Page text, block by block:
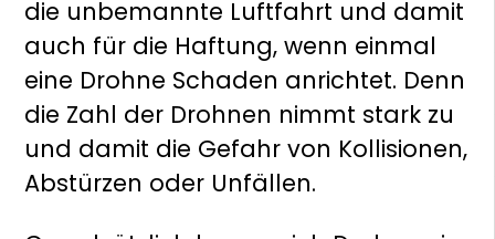
die unbemannte Luftfahrt und damit
auch für die Haftung, wenn einmal
eine Drohne Schaden anrichtet. Denn
die Zahl der Drohnen nimmt stark zu
und damit die Gefahr von Kollisionen,
Abstürzen oder Unfällen.